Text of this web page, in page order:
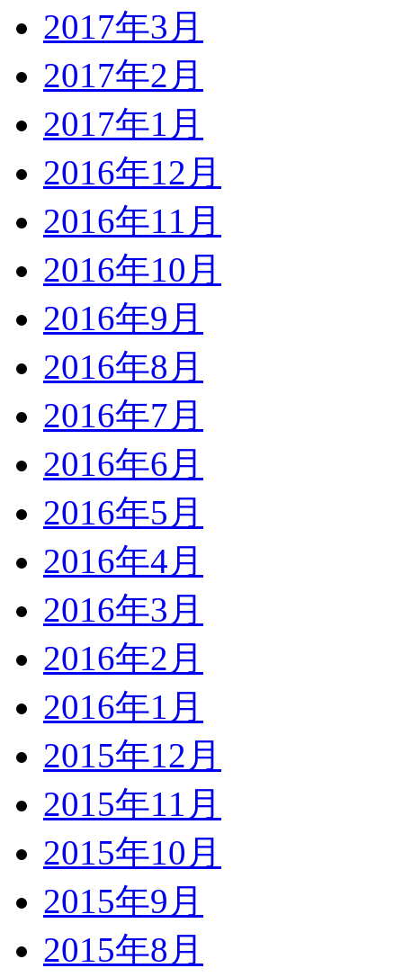
2017年3月
2017年2月
2017年1月
2016年12月
2016年11月
2016年10月
2016年9月
2016年8月
2016年7月
2016年6月
2016年5月
2016年4月
2016年3月
2016年2月
2016年1月
2015年12月
2015年11月
2015年10月
2015年9月
2015年8月